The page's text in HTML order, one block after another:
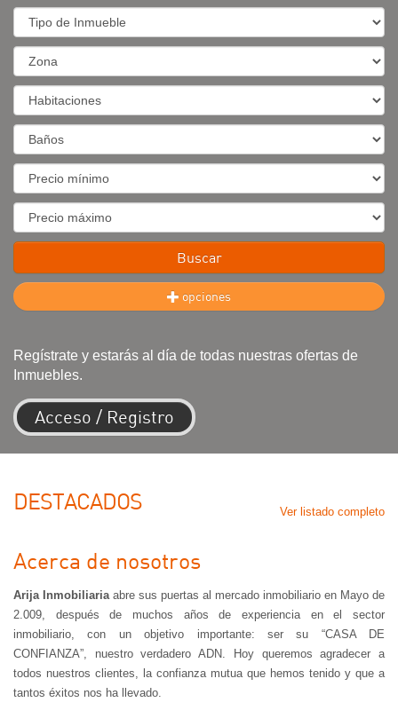
Tipo
de
Inmueble
Zona
Habitaciones
Banos
Preciominimo
Preciomaximo
Buscar
opciones
Regístrate y estarás al día de todas nuestras ofertas de
Inmuebles.
Acceso / Registro
Ver listado completo
DESTACADOS
Acerca de nosotros
Arija Inmobiliariaabre sus puertas al mercado inmobiliario en Mayo de
2.009, después de muchos años de experiencia en el sector
inmobiliario, con un objetivo importante: ser su “CASA DE
CONFIANZA”, nuestro verdadero ADN. Hoy queremos agradecer a
todos nuestros clientes, la confianza mutua que hemos tenido y que a
tantos éxitos nos ha llevado.